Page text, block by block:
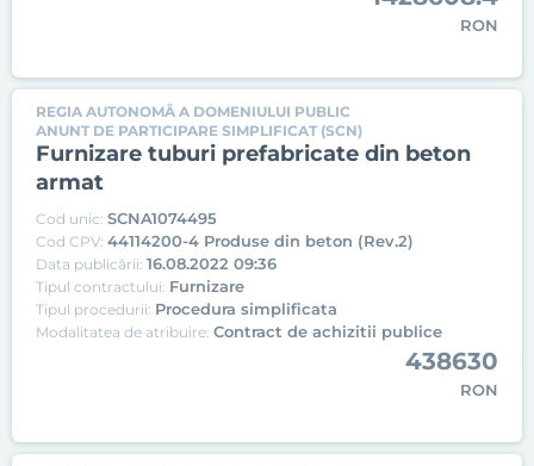
RON
REGIA AUTONOMĂ A DOMENIULUI PUBLIC
ANUNT DE PARTICIPARE SIMPLIFICAT (SCN)
Furnizare tuburi prefabricate din beton
armat
Cod unic: SCNA1074495
Cod CPV: 44114200-4 Produse din beton (Rev.2)
Data publicării: 16.08.2022 09:36
Tipul contractului: Furnizare
Tipul procedurii: Procedura simplificata
Modalitatea de atribuire: Contract de achizitii publice
438630
RON